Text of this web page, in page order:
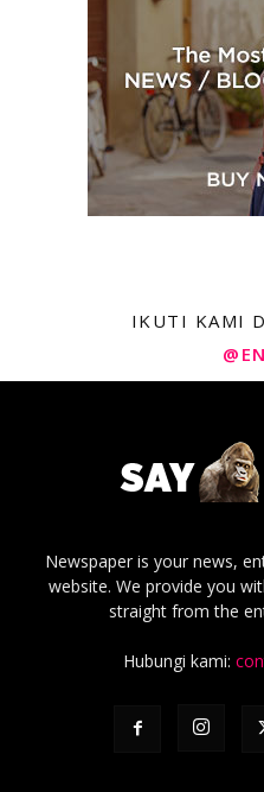
IKUTI KAMI
Newspaper is your news,
website. We provide you
straight from the
Hubungi kami: